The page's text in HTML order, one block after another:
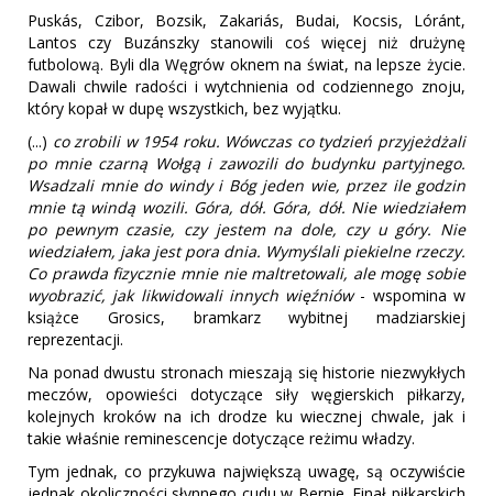
Puskás, Czibor, Bozsik, Zakariás, Budai, Kocsis, Lóránt,
Lantos czy Buzánszky stanowili coś więcej niż drużynę
futbolową. Byli dla Węgrów oknem na świat, na lepsze życie.
Dawali chwile radości i wytchnienia od codziennego znoju,
który kopał w dupę wszystkich, bez wyjątku.
(...) co zrobili w 1954 roku. Wówczas co tydzień przyjeżdżali
po mnie czarną Wołgą i zawozili do budynku partyjnego.
Wsadzali mnie do windy i Bóg jeden wie, przez ile godzin
mnie tą windą wozili. Góra, dół. Góra, dół. Nie wiedziałem
po pewnym czasie, czy jestem na dole, czy u góry. Nie
wiedziałem, jaka jest pora dnia. Wymyślali piekielne rzeczy.
Co prawda fizycznie mnie nie maltretowali, ale mogę sobie
wyobrazić, jak likwidowali innych więźniów- wspomina w
książce Grosics, bramkarz wybitnej madziarskiej
reprezentacji.
Na ponad dwustu stronach mieszają się historie niezwykłych
meczów, opowieści dotyczące siły węgierskich piłkarzy,
kolejnych kroków na ich drodze ku wiecznej chwale, jak i
takie właśnie reminescencje dotyczące reżimu władzy.
Tym jednak, co przykuwa największą uwagę, są oczywiście